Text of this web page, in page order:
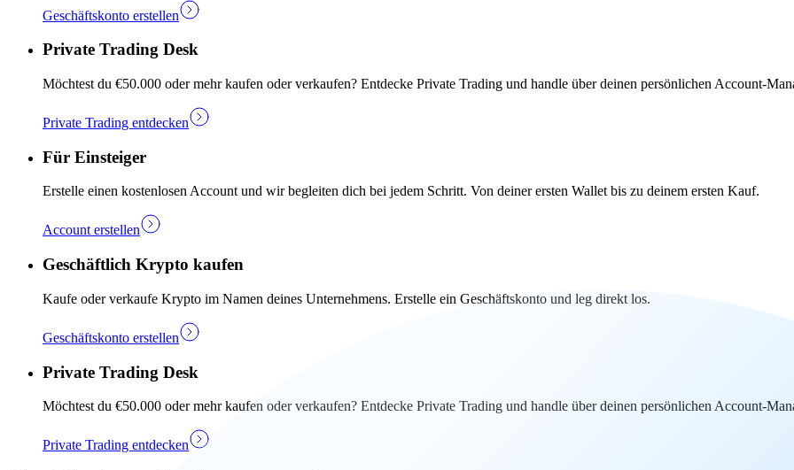
Geschäftskonto erstellen
Private Trading Desk
Möchtest du €50.000 oder mehr kaufen oder verkaufen? Entdecke Private Trading und handle über deinen persönlichen Account-
Private Trading entdecken
Für Einsteiger
Erstelle einen kostenlosen Account und wir begleiten dich bei jedem Schritt. Von deiner ersten Wallet bis zu deinem ersten Kauf.
Account erstellen
Geschäftlich Krypto kaufen
Kaufe oder verkaufe Krypto im Namen deines Unternehmens. Erstelle ein Geschäftskonto und leg direkt los.
Geschäftskonto erstellen
Private Trading Desk
Möchtest du €50.000 oder mehr kaufen oder verkaufen? Entdecke Private Trading und handle über deinen persönlichen Account-
Private Trading entdecken